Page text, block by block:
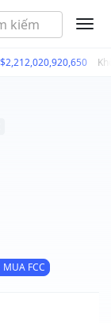
$2,212,020,920,650
FCC